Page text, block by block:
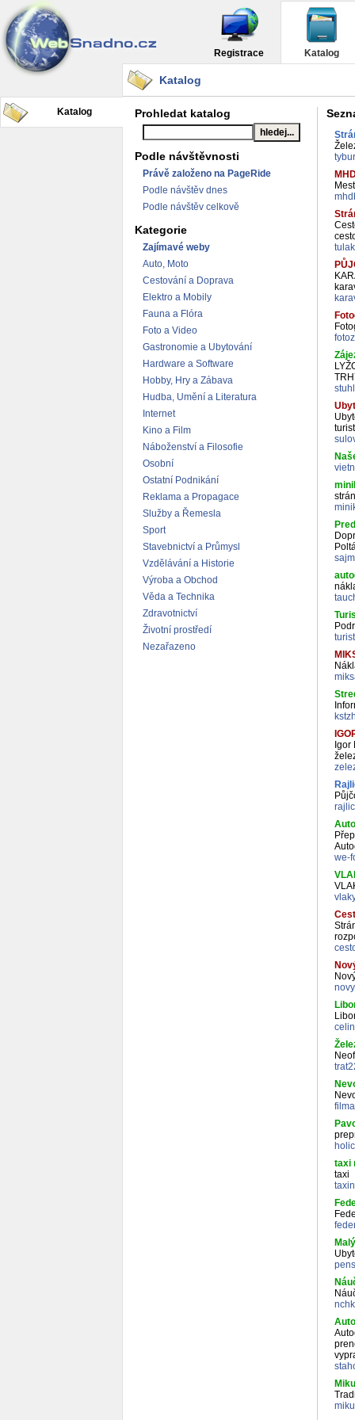
Registrace Katalog
Katalog
Katalog
Prohledat katalog
Podle návštěvnosti
Právě založeno na PageRide
Podle návštěv dnes
Podle návštěv celkově
Kategorie
Zajímavé weby
Auto, Moto
Cestování a Doprava
Elektro a Mobily
Fauna a Flóra
Foto a Video
Gastronomie a Ubytování
Hardware a Software
Hobby, Hry a Zábava
Hudba, Umění a Literatura
Internet
Kino a Film
Náboženství a Filosofie
Osobní
Ostatní Podnikání
Reklama a Propagace
Služby a Řemesla
Sport
Stavebnictví a Průmysl
Vzdělávání a Historie
Výroba a Obchod
Věda a Technika
Zdravotnictví
Životní prostředí
Nezařazeno
we-
taxi
taxi